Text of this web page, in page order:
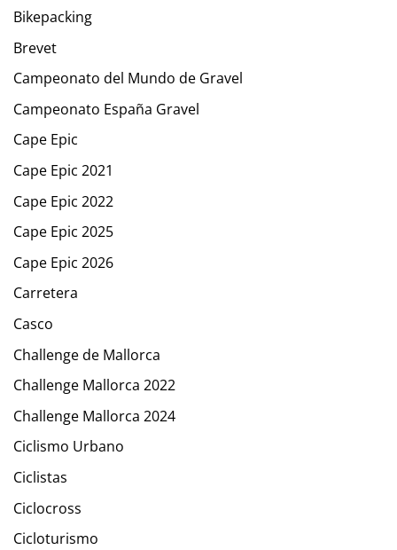
Bikepacking
Brevet
Campeonato del Mundo de Gravel
Campeonato España Gravel
Cape Epic
Cape Epic 2021
Cape Epic 2022
Cape Epic 2025
Cape Epic 2026
Carretera
Casco
Challenge de Mallorca
Challenge Mallorca 2022
Challenge Mallorca 2024
Ciclismo Urbano
Ciclistas
Ciclocross
Cicloturismo